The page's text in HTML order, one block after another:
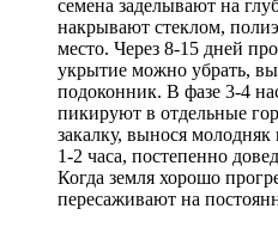
семена заделывают на
накрывают стеклом,
место. Через 8-15 дней
укрытие можно убрать,
подоконник. В фазе 3-4
пикируют в отдельные
закалку, вынося
1-2 часа, постепенно
Когда земля хорошо
пересаживают на